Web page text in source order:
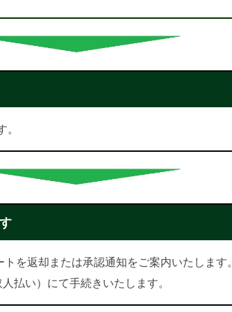
を返却または承認通知をご案内いたします
払い）にて手続きいたします。